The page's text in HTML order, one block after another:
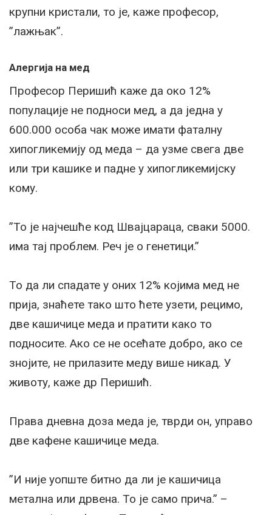
крупни кристали, то је, каже професор,
”лажњак”.
Алергија на мед
Професор Перишић каже да око 12%
популације не подноси мед, а да једна у
600.000 особа чак може имати фаталну
хипогликемију од меда – да узме свега две
или три кашике и падне у хипогликемијску
кому.
”То је најчешће код Швајцараца, сваки 5000.
има тај проблем. Реч је о генетици.”
То да ли спадате у оних 12% којима мед не
прија, знаћете тако што ћете узети, рецимо,
две кашичице меда и пратити како то
подносите. Ако се не осећате добро, ако се
знојите, не прилазите меду више никад. У
животу, каже др Перишић.
Права дневна доза меда је, тврди он, управо
две кафене кашичице меда.
”И није уопште битно да ли је кашичица
метална или дрвена. То је само прича.” –